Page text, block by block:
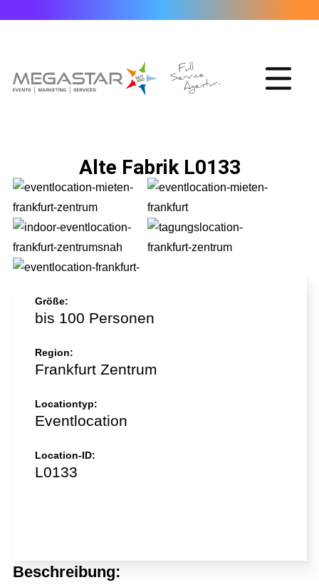
Alte Fabrik L0133
Größe:
bis 100 Personen
Region:
Frankfurt Zentrum
Locationtyp:
Eventlocation
Location-ID:
L0133
Beschreibung: